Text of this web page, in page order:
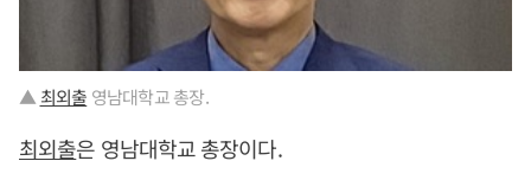
▲ 최외출 영남대학교 총장.
최외출은 영남대학교 총장이다.